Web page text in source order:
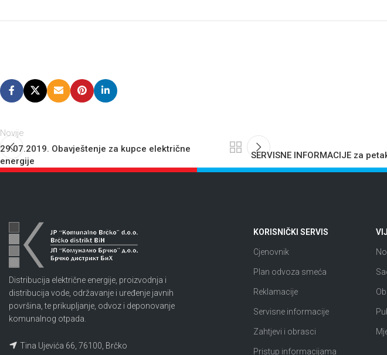
Novije
29.07.2019. Obavještenje za kupce električne
energije
SERVISNE INFORMACIJE za
Distribucija električne energije, proizvodnja i
distribucija vode, održavanje i uređenje javnih
površina, te prikupljanje, odvoz i deponovanje
komunalnog otpada.
Tina Ujevića 66, 76100, Brčko
KORISNIČKI SERVIS
Cjenovnik
Plan odvoza smeća
Reklamacije
Servisne informacije
Zahtjevi i obrasci
Pristup informacijama